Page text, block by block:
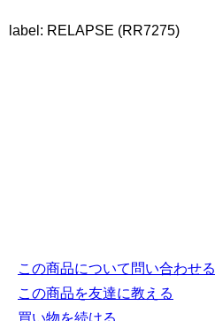
label: RELAPSE (RR7275)
この商品について問い合わせる
この商品を友達に教える
買い物を続ける